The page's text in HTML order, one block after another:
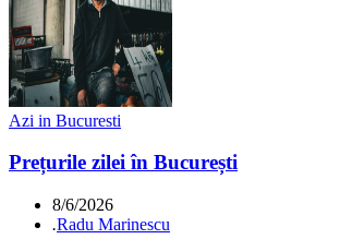
Azi in Bucuresti
Prețurile zilei în București
8/6/2026
.Radu Marinescu